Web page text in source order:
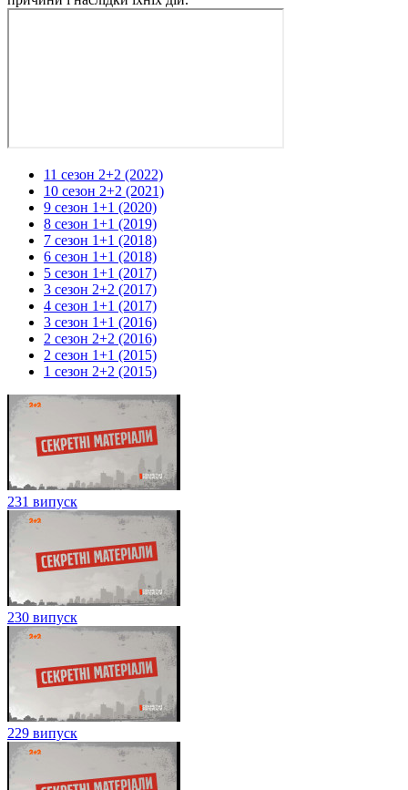
11 сезон 2+2 (2022)
10 сезон 2+2 (2021)
9 сезон 1+1 (2020)
8 сезон 1+1 (2019)
7 сезон 1+1 (2018)
6 сезон 1+1 (2018)
5 сезон 1+1 (2017)
3 сезон 2+2 (2017)
4 сезон 1+1 (2017)
3 сезон 1+1 (2016)
2 сезон 2+2 (2016)
2 сезон 1+1 (2015)
1 сезон 2+2 (2015)
231 випуск
230 випуск
229 випуск